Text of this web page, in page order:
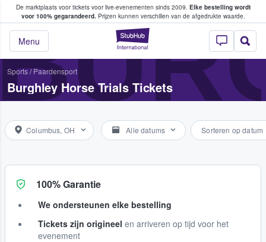
De marktplaats voor tickets voor live-evenementen sinds 2009. Elke bestelling wordt
voor 100% gegarandeerd.Prijzen kunnen verschillen van de afgedrukte waarde.
StubHub: waar
Menu
tickets kopen en verkopen
Sports/Paardensport
Burghley Horse Trials Tickets
Columbus, OH Alle datums Sorteren op datum
100% Garantie
We ondersteunen elke bestelling
Tickets zijn origineel en arriveren op tijd voor het
evenement